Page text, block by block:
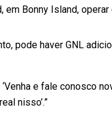
Bonny Island,
pode haver GNL
e fale conosco
nisso’.”